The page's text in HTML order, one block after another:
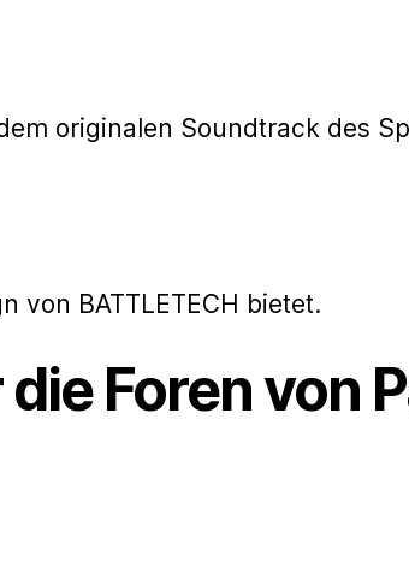
originalen Soundtrack des
von BATTLETECH bietet.
Foren von